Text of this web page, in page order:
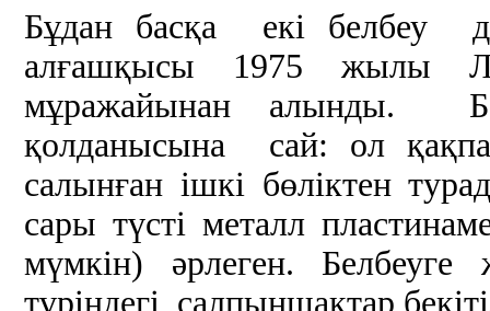
Бұдан басқа екі белбеу
алғашқысы 1975 жылы
мұражайынан алынды.
қолданысына сай: ол
салынған ішкі бөліктен
сары түсті металл
мүмкін) әрлеген.
түріндегі салпыншақтар